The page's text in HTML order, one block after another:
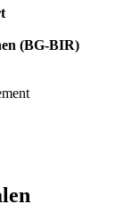
(BG-BIR)